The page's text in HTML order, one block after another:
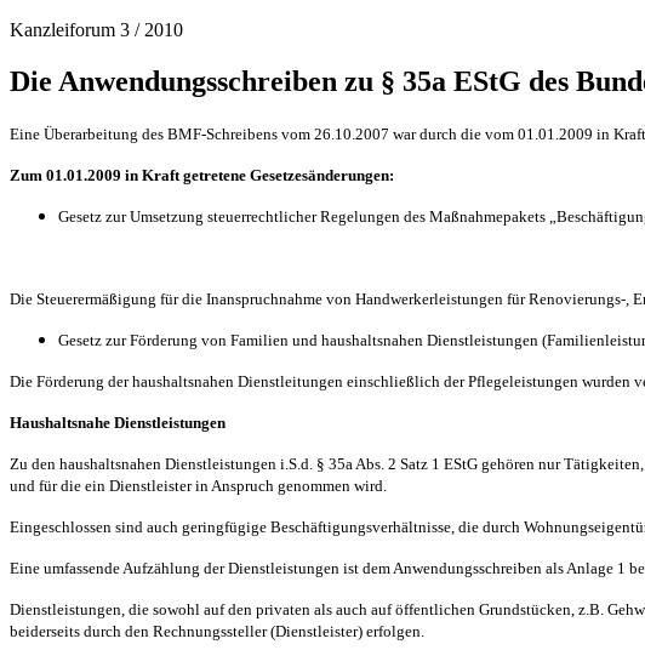
Kanzleiforum 3 / 2010
Die Anwendungsschreiben zu § 35a EStG des
Eine Überarbeitung des BMF-Schreibens vom 26.10.2007 war durch die vom 01.01.2009 in
Zum 01.01.2009 in Kraft getretene Gesetzesänderungen:
Gesetz zur Umsetzung steuerrechtlicher Regelungen des Maßnahmepakets
Die Steuerermäßigung für die Inanspruchnahme von Handwerkerleistungen für Renovierungs-
Gesetz zur Förderung von Familien und haushaltsnahen Dienstleistungen
Die Förderung der haushaltsnahen Dienstleitungen einschließlich der Pflegeleistungen wurden
Haushaltsnahe Dienstleistungen
Zu den haushaltsnahen Dienstleistungen i.S.d. § 35a Abs. 2 Satz 1 EStG gehören nur
und für die ein Dienstleister in Anspruch genommen wird.
Eingeschlossen sind auch geringfügige Beschäftigungsverhältnisse, die durch
Eine umfassende Aufzählung der Dienstleistungen ist dem Anwendungsschreiben als Anlage 1
Dienstleistungen, die sowohl auf den privaten als auch auf öffentlichen Grundstücken, z.B.
beiderseits durch den Rechnungssteller (Dienstleister) erfolgen.